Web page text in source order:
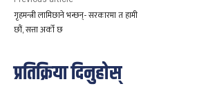
गृहमन्त्री लामिछाने भन्छन्- सरकारमा त हामी
छौं, सत्ता अर्को छ
प्रतिक्रिया दिनुहोस्